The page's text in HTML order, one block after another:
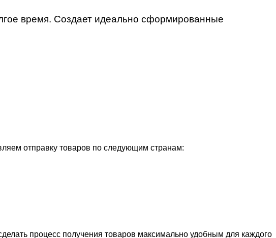
время. Создает идеально сформированные
отправку товаров по следующим странам:
процесс получения товаров максимально удобным для каждого